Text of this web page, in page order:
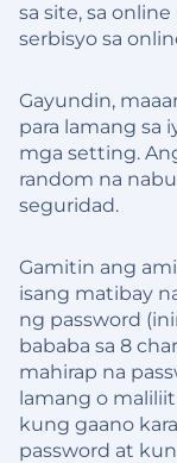
sa site, sa
serbisyo sa
Gayundin,
para lamang sa
mga setting.
random na
seguridad.
Gamitin ang
isang matibay
ng password
bababa sa 8
mahirap na
lamang o
kung gaano
password at